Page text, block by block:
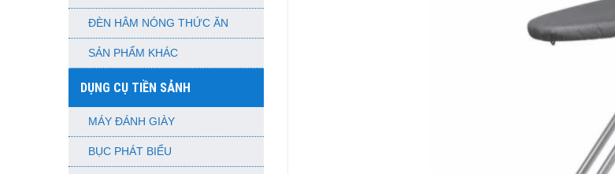
ĐÈN HÂM NÓNG THỨC ĂN
SẢN PHẨM KHÁC
DỤNG CỤ TIỀN SẢNH
MÁY ĐÁNH GIÀY
BỤC PHÁT BIỂU